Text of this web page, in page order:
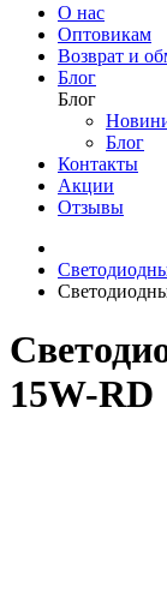
О нас
Оптовикам
Возврат и
Блог
Блог
Блог
Контакты
Акции
Отзывы
15W-RD